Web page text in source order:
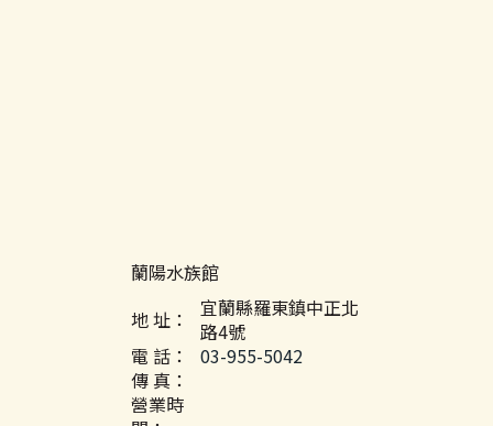
蘭陽水族館
地 址：
宜蘭縣羅東鎮中正北
路4號
電 話：
03-955-5042
傳 真：
營業時